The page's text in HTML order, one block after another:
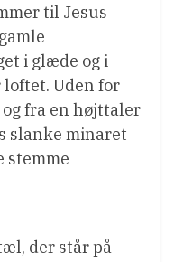
til Jesus
i glæde og i
Uden for
fra en højttaler
slanke minaret
stemme
der står på